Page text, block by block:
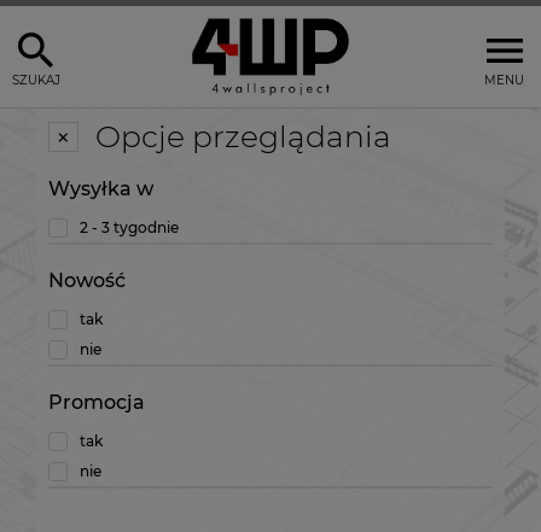
MENU
SZUKAJ
Opcje przeglądania
Wysyłka w
2 - 3 tygodnie
Nowość
tak
nie
Promocja
tak
nie